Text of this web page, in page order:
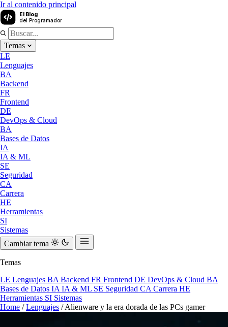
Ir al contenido principal
El Blog
del Programador
Temas
LE
Lenguajes
BA
Backend
FR
Frontend
DE
DevOps & Cloud
BA
Bases de Datos
IA
IA & ML
SE
Seguridad
CA
Carrera
HE
Herramientas
SI
Sistemas
Cambiar tema
Temas
LE Lenguajes BA Backend FR Frontend DE DevOps & Cloud BA
Bases de Datos IA IA & ML SE Seguridad CA Carrera HE
Herramientas SI Sistemas
Home / Lenguajes / Alienware y la era dorada de las PCs gamer